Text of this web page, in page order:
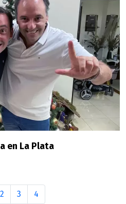
en La Plata
2 3 4